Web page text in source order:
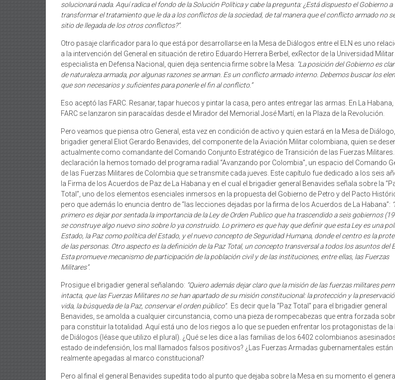
solucionará nada. Aquí radica el fondo de la Solución Política y cabe la pregunta: ¿Está dispuesto el Gobierno a
transformar el tratamiento que le da a los conflictos de la sociedad, de tal manera que el conflicto armado no
sitio de llegada de los otros conflictos?”.
Otro pasaje clarificador para lo que está por desarrollarse en la Mesa de Diálogos entre el ELN es uno
a la intervención del General en situación de retiro Eduardo Herrera Berbel, exRector de la Universidad Militar
especialista en Defensa Nacional, quien deja sentencia firme sobre la Mesa: “La posición del Gobierno es
de naturaleza armada, por algunas razones se arman. Es un conflicto armado interno. Debemos buscar los
que son necesarios y suficientes para ponerle el fin al conflicto.”
Eso aceptó las FARC. Resanar, tapar huecos y pintar la casa, pero antes entregar las armas. En La Habana,
FARC se lanzaron sin paracaídas desde el Mirador del Memorial José Martí, en la Plaza de la Revolución.
Pero veamos que piensa otro General, esta vez en condición de activo y quien estará en la Mesa de Diálogo,
brigadier general Eliot Gerardo Benavides, del componente de la Aviación Militar colombiana, quien se
actualmente como comandante del Comando Conjunto Estratégico de Transición de las Fuerzas Militares.
declaración la hemos tomado del programa radial “Avanzando por Colombia”, un espacio del Comando
de las Fuerzas Militares de Colombia que se transmite cada jueves. Este capítulo fue dedicado a los seis
la Firma de los Acuerdos de Paz de La Habana y en el cual el brigadier general Benavides señala sobre la
Total”, uno de los elementos esenciales inmersos en la propuesta del Gobierno de Petro y del Pacto
pero que además lo enuncia dentro de “las lecciones dejadas por la firma de los Acuerdos de La Habana”:
primero es dejar por sentada la importancia de la Ley de Orden Publico que ha trascendido a seis gobiernos
se construye algo nuevo sino sobre lo ya construido. Lo primero es que hay que definir que esta Ley es una
Estado, la Paz como política del Estado, y el nuevo concepto de Seguridad Humana, donde el centro es la
de las personas. Otro aspecto es la definición de la Paz Total, un concepto transversal a todos los asuntos del
Esta promueve mecanismo de participación de la población civil y de las instituciones, entre ellas, las Fuerzas
Militares”.
Prosigue el brigadier general señalando: “Quiero además dejar claro que la misión de las fuerzas militares
intacta, que las Fuerzas Militares no se han apartado de su misión constitucional: la protección y la
vida, la búsqueda de la Paz, conservar el orden público”. Es decir que la “Paz Total” para el brigadier general
Benavides, se amolda a cualquier circunstancia, como una pieza de rompecabezas que entra forzada
para constituir la totalidad. Aquí está uno de los riegos a lo que se pueden enfrentar los protagonistas de la
de Diálogos (léase que utilizo el plural). ¿Qué se les dice a las familias de los 6402 colombianos
estado de indefensión, los mal llamados falsos positivos? ¿Las Fuerzas Armadas gubernamentales están
realmente apegadas al marco constitucional?
Pero al final el general Benavides supedita todo al punto que dejaba sobre la Mesa en su momento el general